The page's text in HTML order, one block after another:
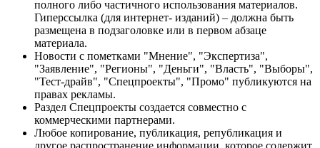
полного либо частичного использования материалов.
Гиперссылка (для интернет- изданий) – должна быть
размещена в подзаголовке или в первом абзаце
материала.
Новости с пометками "Мнение", "Экспертиза",
"Заявление", "Регионы", "Деньги", "Власть", "Выборы",
"Тест-драйв", "Спецпроекты", "Промо" публикуются на
правах рекламы.
Раздел Спецпроекты создается совместно с
коммерческими партнерами.
Любое копирование, публикация, републикация и
другое распространение информации, которое содержит